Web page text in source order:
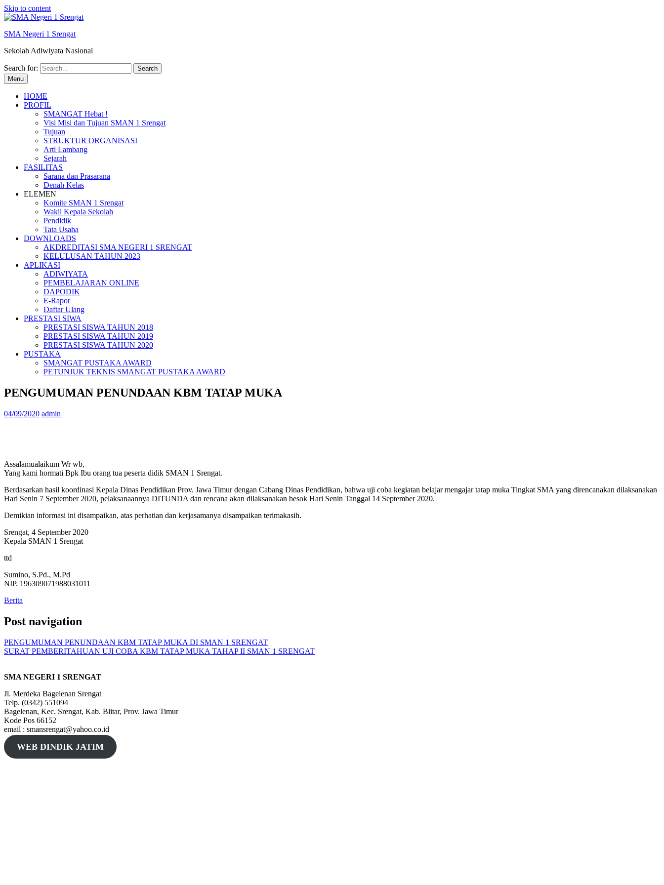
Skip to content
SMA Negeri 1 Srengat
Sekolah Adiwiyata Nasional
Search for:
Menu
HOME
PROFIL
SMANGAT Hebat !
Visi Misi dan Tujuan SMAN 1 Srengat
Tujuan
STRUKTUR ORGANISASI
Arti Lambang
Sejarah
FASILITAS
Sarana dan Prasarana
Denah Kelas
ELEMEN
Komite SMAN 1 Srengat
Wakil Kepala Sekolah
Pendidik
Tata Usaha
DOWNLOADS
AKDREDITASI SMA NEGERI 1 SRENGAT
KELULUSAN TAHUN 2023
APLIKASI
ADIWIYATA
PEMBELAJARAN ONLINE
DAPODIK
E-Rapor
Daftar Ulang
PRESTASI SIWA
PRESTASI SISWA TAHUN 2018
PRESTASI SISWA TAHUN 2019
PRESTASI SISWA TAHUN 2020
PUSTAKA
SMANGAT PUSTAKA AWARD
PETUNJUK TEKNIS SMANGAT PUSTAKA AWARD
PENGUMUMAN PENUNDAAN KBM TATAP MUKA
04/09/2020 admin
Assalamualaikum Wr wb,
Yang kami hormati Bpk Ibu orang tua peserta didik SMAN 1 Srengat.
Berdasarkan hasil koordinasi Kepala Dinas Pendidikan Prov. Jawa Timur dengan Cabang Dinas Pendidikan, bahwa uji coba kegiatan belajar mengajar tatap muka Tingkat SMA yang direncanakan dilaksanakan
Hari Senin 7 September 2020, pelaksanaannya DITUNDA dan rencana akan dilaksanakan besok Hari Senin Tanggal 14 September 2020.
Demikian informasi ini disampaikan, atas perhatian dan kerjasamanya disampaikan terimakasih.
Srengat, 4 September 2020
Kepala SMAN 1 Srengat
ttd
Sumino, S.Pd., M.Pd
NIP. 196309071988031011
Berita
Post navigation
PENGUMUMAN PENUNDAAN KBM TATAP MUKA DI SMAN 1 SRENGAT
SURAT PEMBERITAHUAN UJI COBA KBM TATAP MUKA TAHAP II SMAN 1 SRENGAT
SMA NEGERI 1 SRENGAT
Jl. Merdeka Bagelenan Srengat
Telp. (0342) 551094
Bagelenan, Kec. Srengat, Kab. Blitar, Prov. Jawa Timur
Kode Pos 66152
email : smansrengat@yahoo.co.id
WEB DINDIK JATIM